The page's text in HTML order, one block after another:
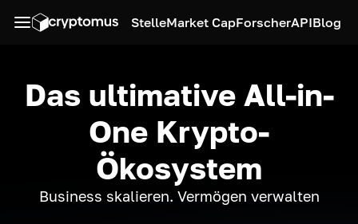
StelleMarket CapForscherAPIBlog
Das ultimative All-in-
One Krypto-
Ökosystem
Business skalieren. Vermögen verwalten